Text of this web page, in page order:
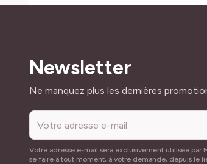
Newsletter
Adresse mail
Ne manquez plus les dernières
Votre adresse e-mail sera exclusivement utilisée
se faire à tout moment, à votre demande, depuis le